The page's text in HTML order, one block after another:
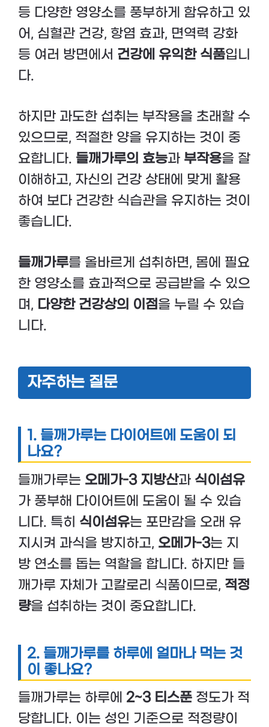
등 다양한 영양소를 풍부하게 함유하고 있
어, 심혈관 건강, 항염 효과, 면역력 강화
등 여러 방면에서 건강에 유익한 식품입니
다.
하지만 과도한 섭취는 부작용을 초래할 수
있으므로, 적절한 양을 유지하는 것이 중
요합니다. 들깨가루의 효능과 부작용을 잘
이해하고, 자신의 건강 상태에 맞게 활용
하여 보다 건강한 식습관을 유지하는 것이
좋습니다.
들깨가루를 올바르게 섭취하면, 몸에 필요
한 영양소를 효과적으로 공급받을 수 있으
며, 다양한 건강상의 이점을 누릴 수 있습
니다.
자주하는 질문
1. 들깨가루는 다이어트에 도움이 되
나요?
들깨가루는 오메가-3 지방산과 식이섬유
가 풍부해 다이어트에 도움이 될 수 있습
니다. 특히 식이섬유는 포만감을 오래 유
지시켜 과식을 방지하고, 오메가-3는 지
방 연소를 돕는 역할을 합니다. 하지만 들
깨가루 자체가 고칼로리 식품이므로, 적정
량을 섭취하는 것이 중요합니다.
2. 들깨가루를 하루에 얼마나 먹는 것
이 좋나요?
들깨가루는 하루에 2~3 티스푼 정도가 적
당합니다. 이는 성인 기준으로 적정량이